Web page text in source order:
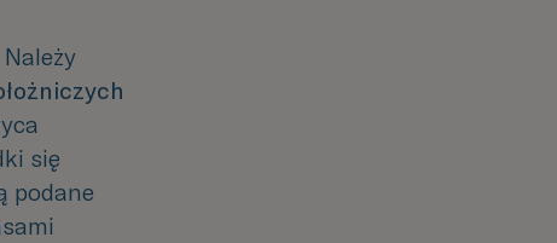
się
podane